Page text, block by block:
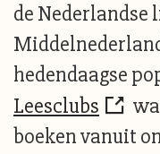
de
hedendaagse
Leesclubs
boeken vanuit